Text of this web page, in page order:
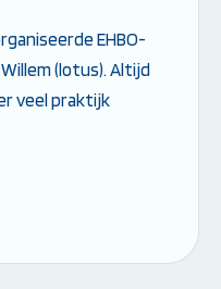
EHBO-
(lotus). Altijd
veel praktijk